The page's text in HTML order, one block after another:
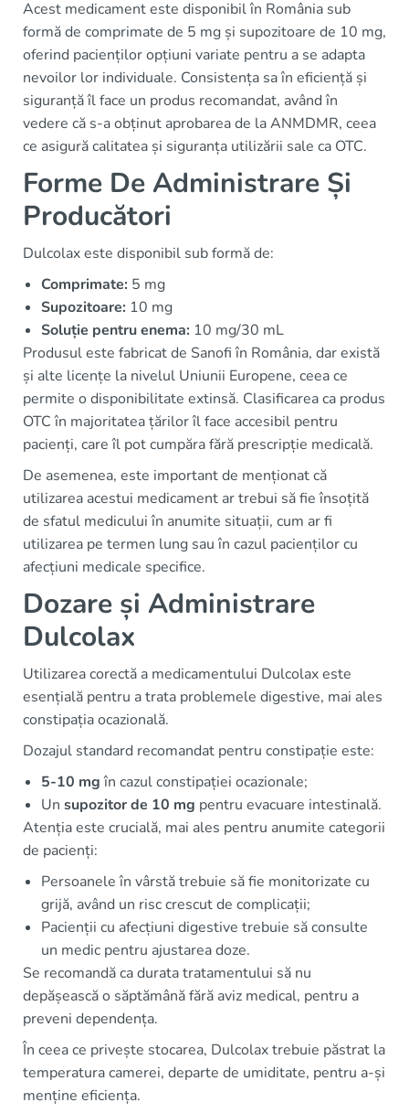
Acest medicament este disponibil în România sub
formă de comprimate de 5 mg și supozitoare de 10 mg,
oferind pacienților opțiuni variate pentru a se adapta
nevoilor lor individuale. Consistența sa în eficiență și
siguranță îl face un produs recomandat, având în
vedere că s-a obținut aprobarea de la ANMDMR, ceea
ce asigură calitatea și siguranța utilizării sale ca OTC.
Forme De Administrare Și
Producători
Dulcolax este disponibil sub formă de:
Comprimate: 5 mg
Supozitoare: 10 mg
Soluție pentru enema: 10 mg/30 mL
Produsul este fabricat de Sanofi în România, dar există
și alte licențe la nivelul Uniunii Europene, ceea ce
permite o disponibilitate extinsă. Clasificarea ca produs
OTC în majoritatea țărilor îl face accesibil pentru
pacienți, care îl pot cumpăra fără prescripție medicală.
De asemenea, este important de menționat că
utilizarea acestui medicament ar trebui să fie însoțită
de sfatul medicului în anumite situații, cum ar fi
utilizarea pe termen lung sau în cazul pacienților cu
afecțiuni medicale specifice.
Dozare și Administrare
Dulcolax
Utilizarea corectă a medicamentului Dulcolax este
esențială pentru a trata problemele digestive, mai ales
constipația ocazională.
Dozajul standard recomandat pentru constipație este:
5-10 mgîn cazul constipației ocazionale;
Un supozitor de 10 mg pentru evacuare intestinală.
Atenția este crucială, mai ales pentru anumite categorii
de pacienți:
Persoanele în vârstă trebuie să fie monitorizate cu
grijă, având un risc crescut de complicații;
Pacienții cu afecțiuni digestive trebuie să consulte
un medic pentru ajustarea doze.
Se recomandă ca durata tratamentului să nu
depășească o săptămână fără aviz medical, pentru a
preveni dependența.
În ceea ce privește stocarea, Dulcolax trebuie păstrat la
temperatura camerei, departe de umiditate, pentru a-și
menține eficiența.